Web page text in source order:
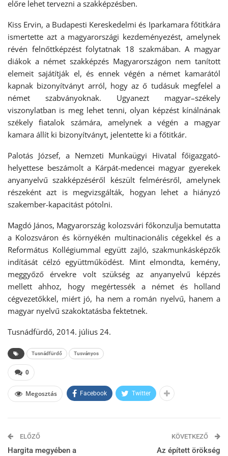
előre lehet tervezni a szakképzésben.
Kiss Ervin, a Budapesti Kereskedelmi és Iparkamara főtitkára
ismertette azt a magyarországi kezdeményezést, amelynek
révén felnőttképzést folytatnak 18 szakmában. A magyar
diákok a német szakképzés Magyarországon nem tanított
elemeit sajátítják el, és ennek végén a német kamarától
kapnak bizonyítványt arról, hogy az ő tudásuk megfelel a
német szabványoknak. Ugyanezt magyar–székely
viszonylatban is meg lehet tenni, olyan képzést kínálnának
székely fiatalok számára, amelynek a végén a magyar
kamara állít ki bizonyítványt, jelentette ki a főtitkár.
Palotás József, a Nemzeti Munkaügyi Hivatal főigazgató-
helyettese beszámolt a Kárpát-medencei magyar gyerekek
anyanyelvű szakképzéséről készült felmérésről, amelynek
részeként azt is megvizsgálták, hogyan lehet a hiányzó
szakember-kapacitást pótolni.
Magdó János, Magyarország kolozsvári főkonzulja bemutatta
a Kolozsváron és környékén multinacionális cégekkel és a
Református Kollégiummal együtt zajló, szakmunkásképzők
indítását célzó együttműködést. Mint elmondta, kemény,
meggyőző érvekre volt szükség az anyanyelvű képzés
mellett ahhoz, hogy megértessék a német és holland
cégvezetőkkel, miért jó, ha nem a román nyelvű, hanem a
magyar nyelvű szakoktatásba fektetnek.
Tusnádfürdő, 2014. július 24.
Tusnádfürdő Tusványos
0
Megosztás Facebook Twitter
ELŐZŐ
Hargita megyében a
KÖVETKEZŐ
Az épített örökség